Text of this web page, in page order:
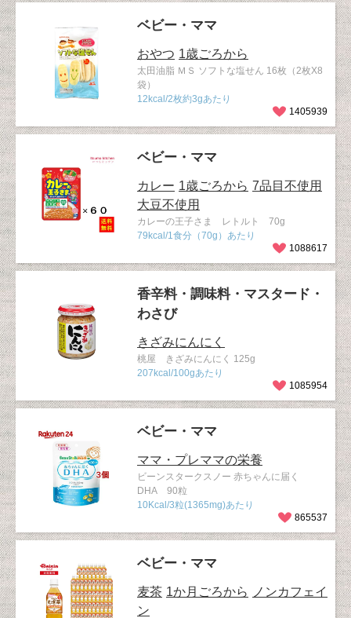
ベビー・ママ
おやつ 1歳ごろから
太田油脂 ＭＳ ソフトな塩せん 16枚（2枚X8
袋）
12kcal/2枚約3gあたり
1405939
ベビー・ママ
カレー 1歳ごろから 7品目不使用
大豆不使用
カレーの王子さま レトルト 70g
79kcal/1食分（70g）あたり
1088617
香辛料・調味料・マスタード・
わさび
きざみにんにく
桃屋 きざみにんにく 125g
207kcal/100gあたり
1085954
ベビー・ママ
ママ・プレママの栄養
ビーンスタークスノー 赤ちゃんに届く
DHA 90粒
10Kcal/3粒(1365mg)あたり
865537
ベビー・ママ
麦茶 1か月ごろから
ノンカフェイ
ン